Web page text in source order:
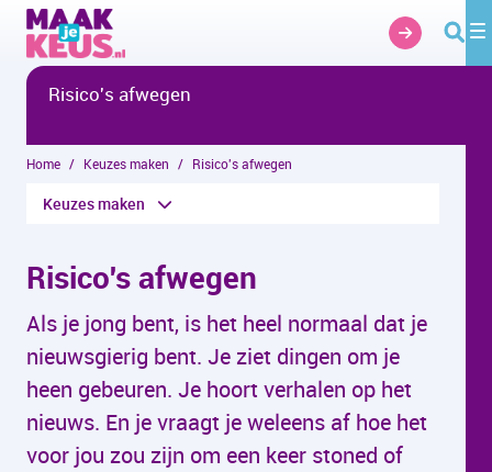
Overslaan en naar hoofdinhoud gaan
Risico's afwegen
Home Keuzes maken Risico's afwegen
Keuzes maken
Risico's afwegen
Als je jong bent, is het heel normaal dat je
nieuwsgierig bent. Je ziet dingen om je
heen gebeuren. Je hoort verhalen op het
nieuws. En je vraagt je weleens af hoe het
voor jou zou zijn om een keer stoned of